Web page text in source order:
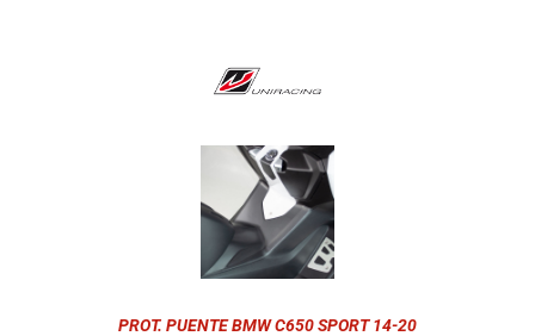
PROT. PUENTE BMW C650 SPORT 14-20